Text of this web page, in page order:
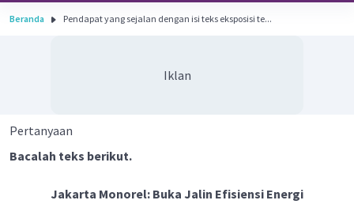
Beranda Pendapat yang sejalan dengan isi teks eksposisi te...
Iklan
Pertanyaan
Bacalah teks berikut.
Jakarta Monorel: Buka Jalin Efisiensi Energi